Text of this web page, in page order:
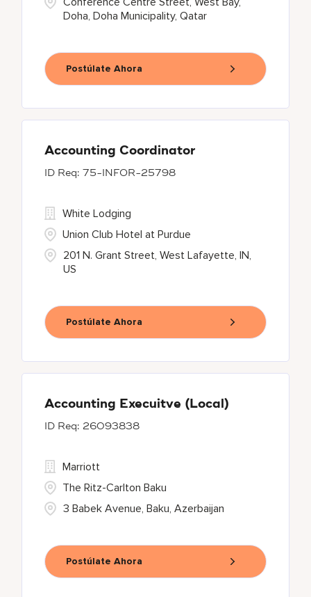
Doha, Doha Municipality, Qatar
Postúlate Ahora
Accounting Coordinator
75-INFOR-25798
201 N. Grant Street, West Lafayette, IN,
US
White Lodging
Union Club Hotel at Purdue
Postúlate Ahora
Accounting Execuitve (Local)
26093838
3 Babek Avenue, Baku, Azerbaijan
Marriott
The Ritz-Carlton Baku
Postúlate Ahora